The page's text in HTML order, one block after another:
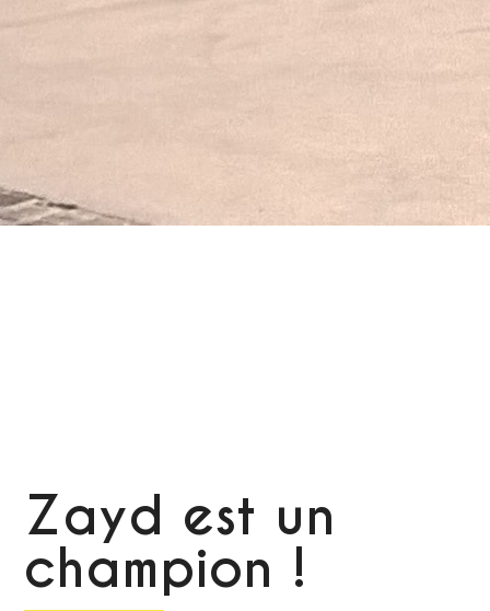
Zayd est un
champion !